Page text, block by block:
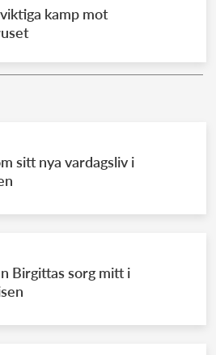
kungahuset
kamp mot
sitt nya vardagsliv i
Birgittas sorg mitt i